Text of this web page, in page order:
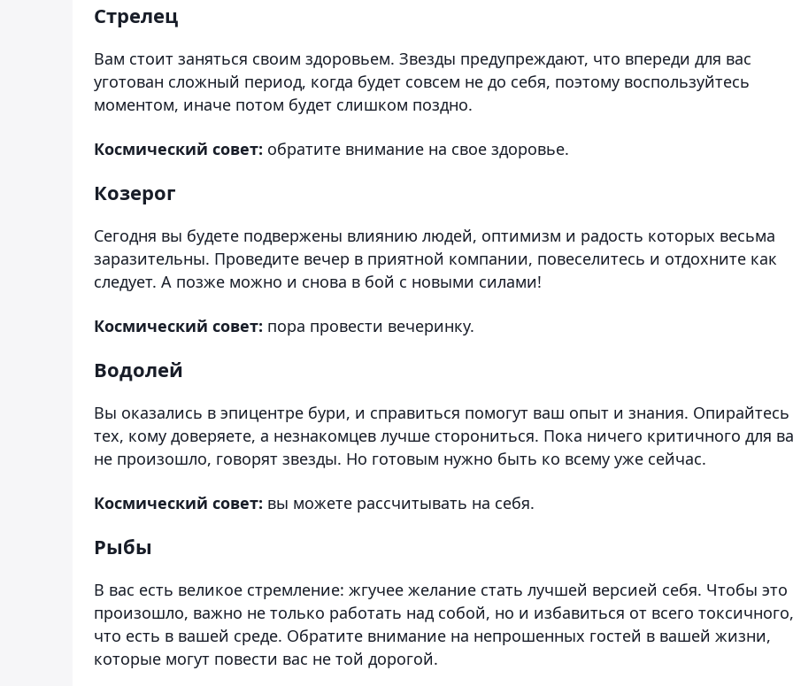
Стрелец
Вам стоит заняться своим здоровьем. Звезды предупреждают, что впереди для вас
уготован сложный период, когда будет совсем не до себя, поэтому воспользуйтесь
моментом, иначе потом будет слишком поздно.
Космический совет: обратите внимание на свое здоровье.
Козерог
Сегодня вы будете подвержены влиянию людей, оптимизм и радость которых весьма
заразительны. Проведите вечер в приятной компании, повеселитесь и отдохните как
следует. А позже можно и снова в бой с новыми силами!
Космический совет: пора провести вечеринку.
Водолей
Вы оказались в эпицентре бури, и справиться помогут ваш опыт и знания. Опирайтесь
тех, кому доверяете, а незнакомцев лучше сторониться. Пока ничего критичного для
не произошло, говорят звезды. Но готовым нужно быть ко всему уже сейчас.
Космический совет: вы можете рассчитывать на себя.
Рыбы
В вас есть великое стремление: жгучее желание стать лучшей версией себя. Чтобы это
произошло, важно не только работать над собой, но и избавиться от всего токсичного,
что есть в вашей среде. Обратите внимание на непрошенных гостей в вашей жизни,
которые могут повести вас не той дорогой.